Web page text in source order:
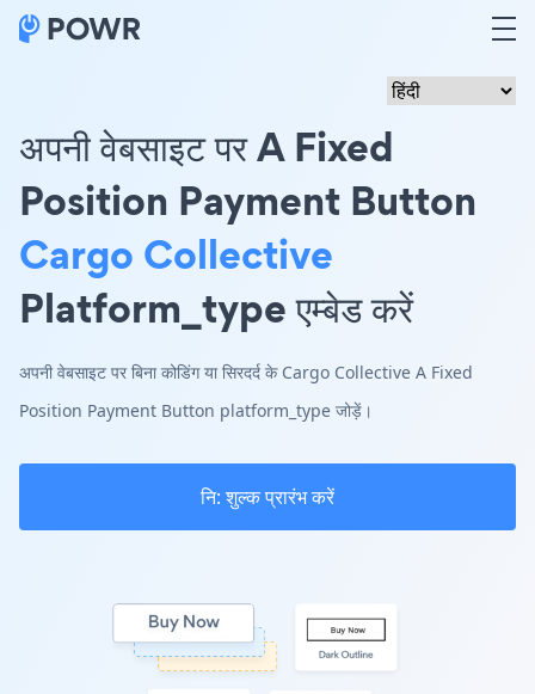
अपनी वेबसाइट पर A Fixed
Position Payment Button
Cargo Collective
Platform_type एम्बेड करें
अपनी वेबसाइट पर बिना कोडिंग या सिरदर्द के Cargo Collective A Fixed
Position Payment Button platform_type जोड़ें।
नि: शुल्क प्रारंभ करें